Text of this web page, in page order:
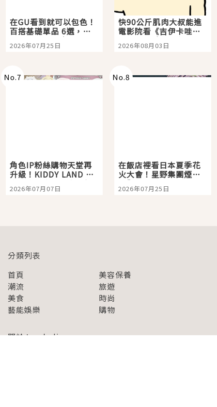
在GU看到就可以包色！
百搭基礎單品 6選，閉
眼全收也不心疼
2026年07月25日
快90公斤肌肉大叔能進
電影院看《吉伊卡哇》
嗎？日本重金屬樂團
「打首」會長與nagano
2026年08月03日
No.7
角色IP粉絲購物天堂再
升級！KIDDY LAND 原
宿店吉伊卡哇迎客，新
開幕 OMOKADO 店3分
2026年07月07日
No.8
在飯店裡看日本夏季花
火大會！星野集團煙火
景觀飯店6選，讓你不用
人擠人悠閒欣賞
2026年07月25日
分類列表
首頁
美容保養
潮流
旅遊
美食
時尚
藝能娛樂
購物
關於Japaholic